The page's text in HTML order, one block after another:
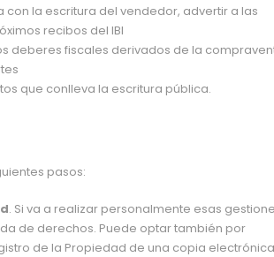
la escritura del vendedor, advertir a las
recibos del IBI
deberes fiscales derivados de la
que conlleva la escritura pública.
pasos:
. Si va a realizar personalmente esas
de derechos. Puede optar también por
de la Propiedad de una copia electrónica